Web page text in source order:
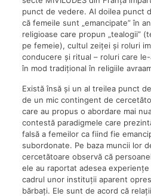
punct de vedere. Al doilea punct
că femeile sunt „emancipate” în
religioase care propun „tealogii”
pe femeie), cultul zeiței și roluri
conducere și ritual – roluri care
în mod tradițional în religiile
Există însă și un al treilea punct
de un mic contingent de
care au propus o abordare mai
contestă paradigmele care
falsă a femeilor ca fiind fie
subordonate. Pe baza muncii lor
cercetătoare observă că
ele au raportat adesea experiențe
cadrul unor instituții aparent
bărbați. Ele sunt de acord că